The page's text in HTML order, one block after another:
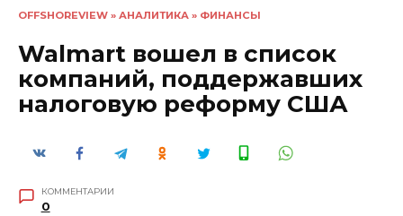
OFFSHOREVIEW » АНАЛИТИКА » ФИНАНСЫ
Walmart вошел в список
компаний, поддержавших
налоговую реформу США
КОММЕНТАРИИ
0